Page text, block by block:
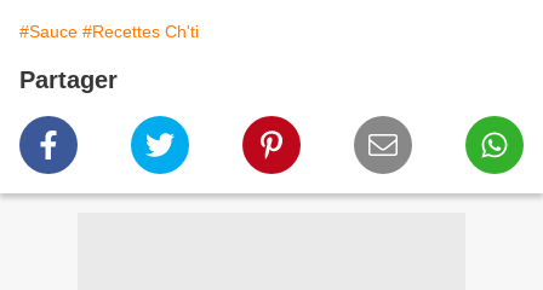
#Sauce #Recettes Ch'ti
Partager